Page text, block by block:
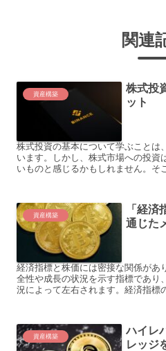
関連
資産構築
株式投
ット
株式投資の基本について学ぶことは
います。しかし、株式市場への投資
いものと感じるかもしれません。そ
資産構築
「経
通じた
経済指標と株価には密接な関係があ
全性や成長の状況を示す指標であり
況によって左右されます。経済指標
資産構築
ハイレ
レッジ